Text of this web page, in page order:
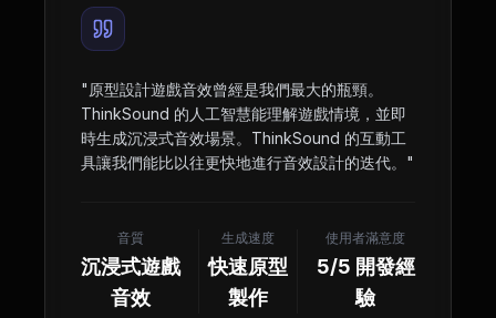
" 原型設計遊戲音效曾經是我們最大的瓶頸。
ThinkSound 的人工智慧能理解遊戲情境，並即
時生成沉浸式音效場景。ThinkSound 的互動工
具讓我們能比以往更快地進行音效設計的迭代。 "
音質
沉浸式遊戲
音效
生成速度
快速原型
製作
使用者滿意度
5/5 開發經
驗